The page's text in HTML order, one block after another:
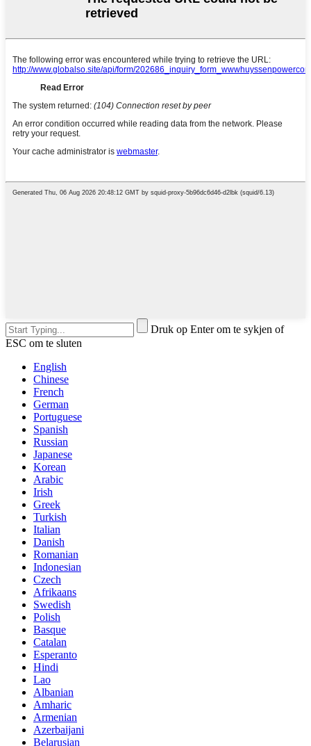
Druk op Enter om te sykjen of
ESC om te sluten
English
Chinese
French
German
Portuguese
Spanish
Russian
Japanese
Korean
Arabic
Irish
Greek
Turkish
Italian
Danish
Romanian
Indonesian
Czech
Afrikaans
Swedish
Polish
Basque
Catalan
Esperanto
Hindi
Lao
Albanian
Amharic
Armenian
Azerbaijani
Belarusian